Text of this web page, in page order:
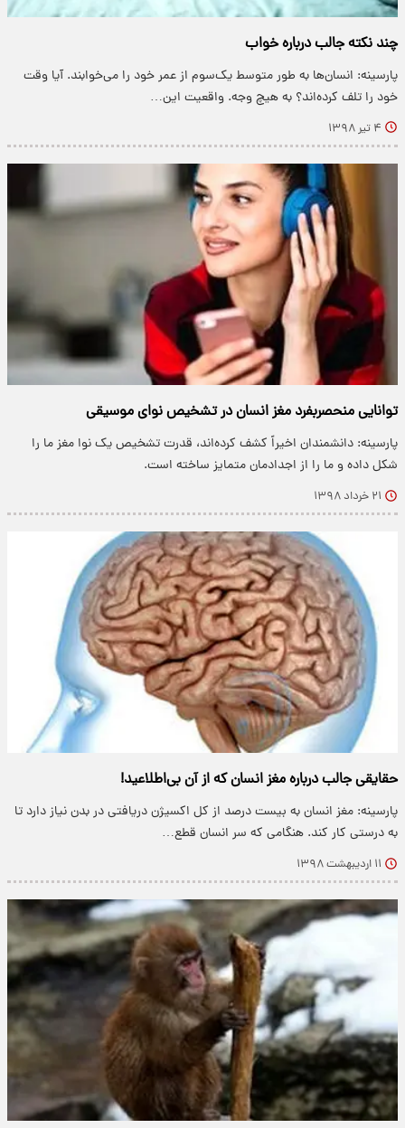
چند نکته جالب درباره خواب
پارسینه: انسان‌ها به طور متوسط یک‌سوم از عمر خود را می‌خوابند. آیا وقت
خود را تلف کرده‌اند؟ به هیچ وجه. واقعیت این…
۴ تیر ۱۳۹۸
توانایی منحصربفرد مغز انسان در تشخیص نوای موسیقی
پارسینه: دانشمندان اخیراً کشف کرده‌اند، قدرت تشخیص یک نوا مغز ما را
شکل داده و ما را از اجدادمان متمایز ساخته است.
۲۱ خرداد ۱۳۹۸
حقایقی جالب درباره مغز انسان که از آن بی‌اطلاعید!
پارسینه: مغز انسان به بیست درصد از کل اکسیژن دریافتی در بدن نیاز دارد تا
به درستی کار کند. هنگامی که سر انسان قطع…
۱۱ اردیبهشت ۱۳۹۸